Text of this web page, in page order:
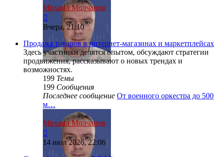
Михаил Молчанов
Перейти
к
последнему
сообщению
Вчера, 21:10
Продажа товаров в интернет-магазинах и маркетплейсах
Здесь участники делятся опытом, обсуждают стратегии
продвижения, рассказывают о новых трендах и
возможностях.
199 Темы
199 Сообщения
Последнее сообщение От военного оркестра до 500
м…
Михаил Молчанов
Перейти
к
последнему
14 июл 2026, 22:06